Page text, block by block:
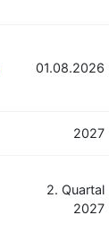
01.08.2026
2027
2. Quartal
2027